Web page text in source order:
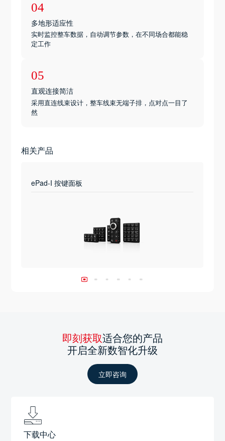
04
多地形适应性
实时监控整车数据，自动调节参数，在不同场合都能稳
定工作
05
直观连接简洁
采用直连线束设计，整车线束无端子排，点对点一目了
然
相关产品
ePad-I 按键面板
即刻获取适合您的产品
开启全新数智化升级
立即咨询
下载中心